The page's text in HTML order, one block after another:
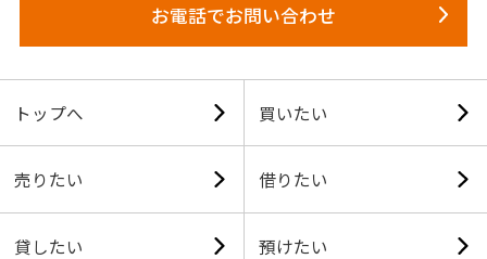
お電話でお問い合わせ
トップへ 買いたい
売りたい 借りたい
貸したい 預けたい